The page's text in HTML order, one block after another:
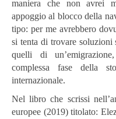
maniera che non avrei
appoggio al blocco della
tipo: per me avrebbero
si tenta di trovare soluzioni
quelli di
complessa fase della
internazionale.
Nel libro che scrissi
europee (2019) titolato: